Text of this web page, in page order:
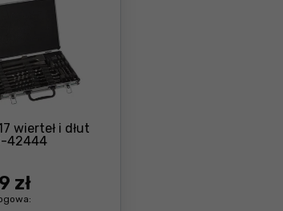
wierteł i dłut
42444
zł